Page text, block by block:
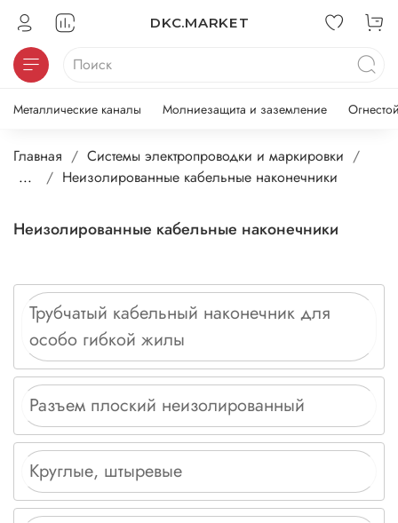
DKC.MARKET
Металлические каналы Молниезащита и заземление
Главная
Системы электропроводки и маркировки
...
Неизолированные кабельные наконечники
Неизолированные кабельные наконечники
Трубчатый кабельный наконечник для
особо гибкой жилы
Разъем плоский неизолированный
Круглые, штыревые